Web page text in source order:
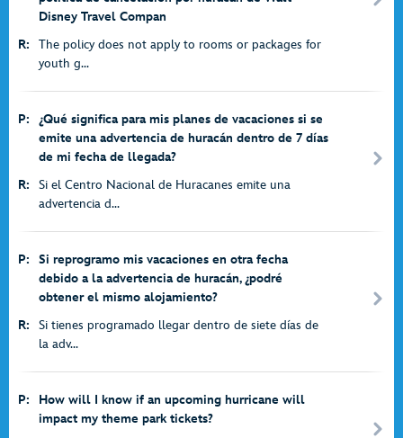
Disney Travel Compan
R:
The policy does not apply to rooms or packages for
youth g...
P:
¿Qué significa para mis planes de vacaciones si se
emite una advertencia de huracán dentro de 7 días
de mi fecha de llegada?
R:
Si el Centro Nacional de Huracanes emite una
advertencia d...
P:
Si reprogramo mis vacaciones en otra fecha
debido a la advertencia de huracán, ¿podré
obtener el mismo alojamiento?
R:
Si tienes programado llegar dentro de siete días de
la adv...
P:
How will I know if an upcoming hurricane will
impact my theme park tickets?